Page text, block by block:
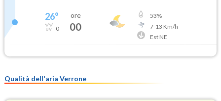
26°
0
ore
00
53%
7-13 Km/h
Est NE
Qualità dell'aria Verrone